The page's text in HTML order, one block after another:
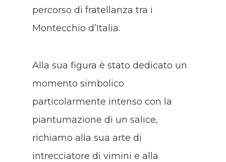
percorso di fratellanza tra i
Montecchio d’Italia.
Alla sua figura è stato dedicato un
momento simbolico
particolarmente intenso con la
piantumazione di un salice,
richiamo alla sua arte di
intrecciatore di vimini e alla